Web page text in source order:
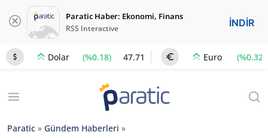
Paratic Haber: Ekonomi, Finans
RSS Interactive İNDİR
Dolar (%0.18) 47.71 Euro (%0.32)
Paratic » Gündem Haberleri »